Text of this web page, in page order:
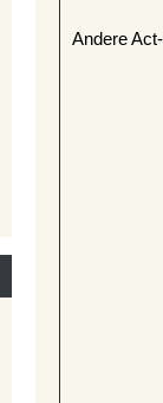
Andere